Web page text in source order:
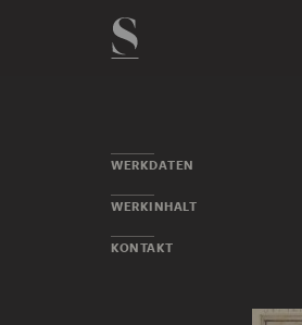
WERKDATEN
WERKINHALT
KONTAKT